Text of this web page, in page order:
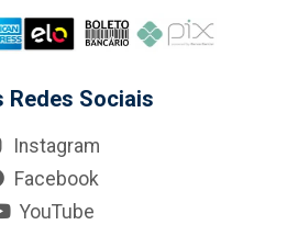
Redes Sociais
Instagram
Facebook
YouTube